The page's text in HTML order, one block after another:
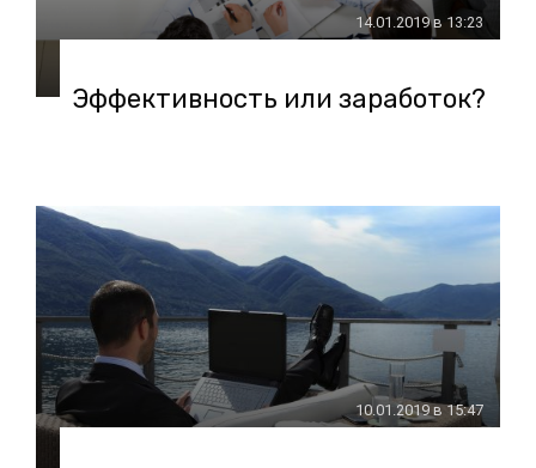
14.01.2019 в 13:23
Эффективность или заработок?
10.01.2019 в 15:47